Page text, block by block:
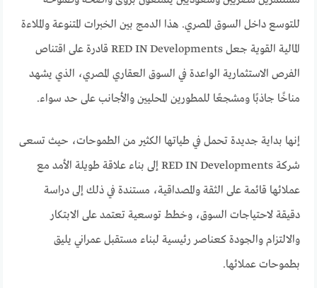
للتوسع داخل السوق المصري. هذا الدمج بين الخبرات المتنوعة والملاءة
المالية القوية جعل RED IN Developments قادرة على اقتناص
الفرص الاستثمارية الواعدة في السوق العقاري المصري، الذي يشهد
مناخًا جاذبًا ومشجعًا للمطورين المحليين والأجانب على حد سواء.
إنها بداية جديدة تحمل في طياتها الكثير من الطموحات، حيث تسعى
شركة RED IN Developments إلى بناء علاقة طويلة الأمد مع
عملائها قائمة على الثقة والمصداقية، مستندة في ذلك إلى دراسة
دقيقة لاحتياجات السوق، وخطط توسعية تعتمد على الابتكار
والالتزام والجودة كعناصر رئيسية لبناء مستقبل عمراني يليق
بطموحات عملائها.